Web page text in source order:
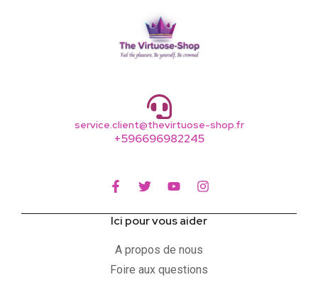
service.client@thevirtuose-shop.fr
+596696982245
Ici pour vous aider
A propos de nous
Foire aux questions